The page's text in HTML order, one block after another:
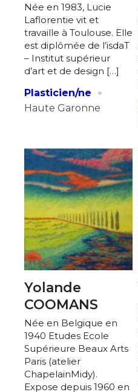
Née en 1983, Lucie
Laflorentie vit et
travaille à Toulouse. Elle
est diplômée de l’isdaT
– Institut supérieur
d’art et de design […]
Plasticien/ne
·
Haute Garonne
Yolande
COOMANS
Née en Belgique en
1940 Etudes Ecole
Supérieure Beaux Arts
Paris (atelier
ChapelainMidy).
Expose depuis 1960 en